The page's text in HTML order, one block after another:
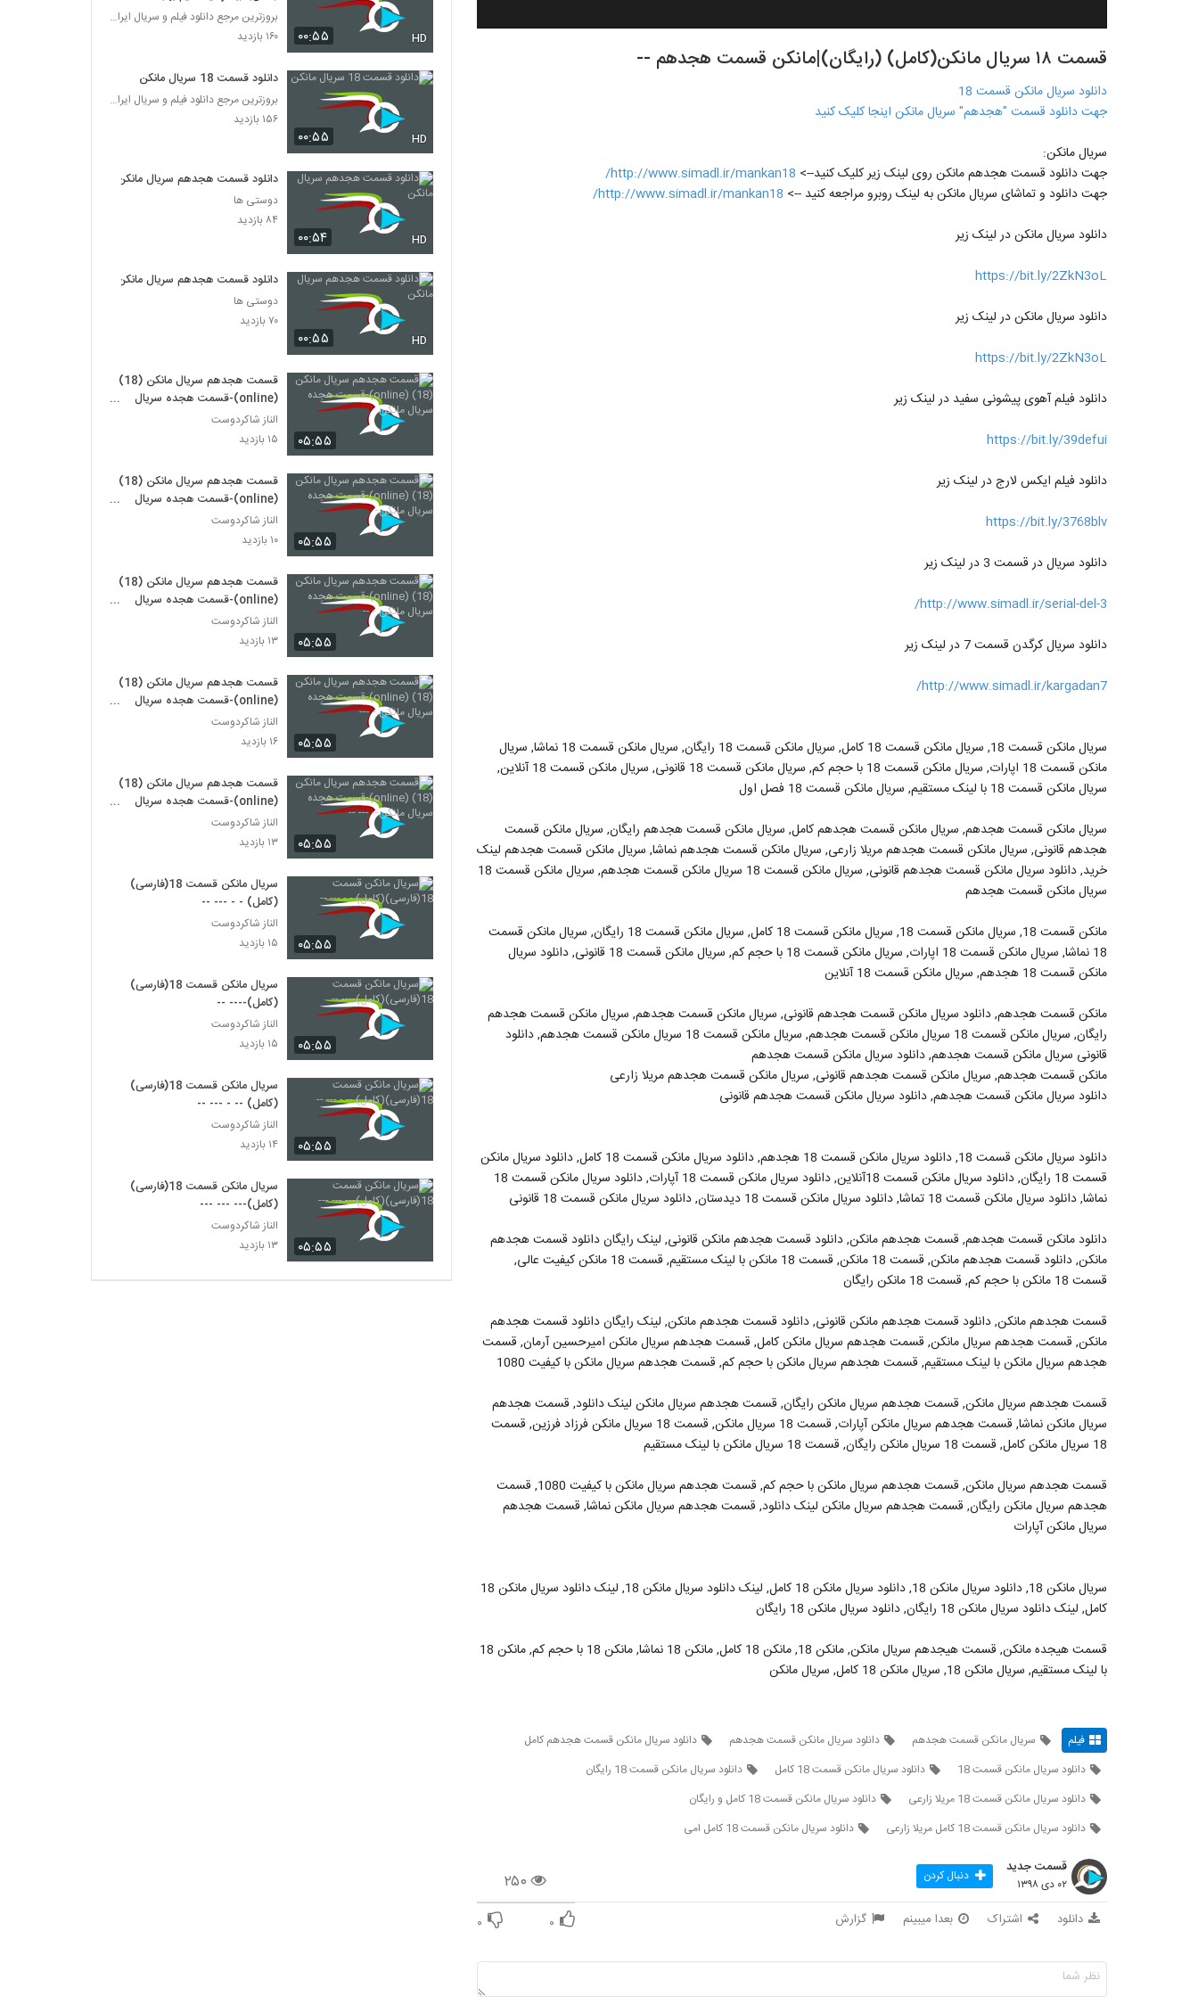
قسمت ۱۸ سریال مانکن(کامل) (رایگان)|مانکن قسمت هجدهم --
دانلود سریال مانکن قسمت 18
جهت دانلود قسمت "هجدهم" سریال مانکن اینجا کلیک کنید
سریال مانکن:
جهت دانلود قسمت هجدهم مانکن روی لینک زیر کلیک کنید--> http://www.simadl.ir/mankan18/
جهت دانلود و تماشای سریال مانکن به لینک روبرو مراجعه کنید --> http://www.simadl.ir/mankan18/
دانلود سریال مانکن در لینک زیر
https://bit.ly/2ZkN3oL
دانلود سریال مانکن در لینک زیر
https://bit.ly/2ZkN3oL
دانلود فیلم آهوی پیشونی سفید در لینک زیر
https://bit.ly/39defui
دانلود فیلم ایکس لارج در لینک زیر
https://bit.ly/3768blv
دانلود سریال در قسمت 3 در لینک زیر
http://www.simadl.ir/serial-del-3/
دانلود سریال کرگدن قسمت 7 در لینک زیر
http://www.simadl.ir/kargadan7/
سریال مانکن قسمت 18, سریال مانکن قسمت 18 کامل, سریال مانکن قسمت 18 رایگان, سریال مانکن قسمت 18 نماشا, سریال
مانکن قسمت 18 اپارات, سریال مانکن قسمت 18 با حجم کم, سریال مانکن قسمت 18 قانونی, سریال مانکن قسمت 18 آنلاین,
سریال مانکن قسمت 18 با لینک مستقیم, سریال مانکن قسمت 18 فصل اول
سریال مانکن قسمت هجدهم, سریال مانکن قسمت هجدهم کامل, سریال مانکن قسمت هجدهم رایگان, سریال مانکن قسمت
هجدهم قانونی, سریال مانکن قسمت هجدهم مریلا زارعی, سریال مانکن قسمت هجدهم نماشا, سریال مانکن قسمت هجدهم لینک
خرید, دانلود سریال مانکن قسمت هجدهم قانونی, سریال مانکن قسمت 18 سریال مانکن قسمت هجدهم, سریال مانکن قسمت 18
سریال مانکن قسمت هجدهم
مانکن قسمت 18, سریال مانکن قسمت 18, سریال مانکن قسمت 18 کامل, سریال مانکن قسمت 18 رایگان, سریال مانکن قسمت
18 نماشا, سریال مانکن قسمت 18 اپارات, سریال مانکن قسمت 18 با حجم کم, سریال مانکن قسمت 18 قانونی, دانلود سریال
مانکن قسمت 18 هجدهم, سریال مانکن قسمت 18 آنلاین
مانکن قسمت هجدهم, دانلود سریال مانکن قسمت هجدهم قانونی, سریال مانکن قسمت هجدهم, سریال مانکن قسمت هجدهم
رایگان, سریال مانکن قسمت 18 سریال مانکن قسمت هجدهم, سریال مانکن قسمت 18 سریال مانکن قسمت هجدهم, دانلود
قانونی سریال مانکن قسمت هجدهم, دانلود سریال مانکن قسمت هجدهم
مانکن قسمت هجدهم, سریال مانکن قسمت هجدهم قانونی, سریال مانکن قسمت هجدهم مریلا زارعی
دانلود سریال مانکن قسمت هجدهم, دانلود سریال مانکن قسمت هجدهم قانونی
دانلود سریال مانکن قسمت 18, دانلود سریال مانکن قسمت 18 هجدهم, دانلود سریال مانکن قسمت 18 کامل, دانلود سریال مانکن
قسمت 18 رایگان, دانلود سریال مانکن قسمت 18آنلاین, دانلود سریال مانکن قسمت 18 آپارات, دانلود سریال مانکن قسمت 18
نماشا, دانلود سریال مانکن قسمت 18 تماشا, دانلود سریال مانکن قسمت 18 دیدستان, دانلود سریال مانکن قسمت 18 قانونی
دانلود مانکن قسمت هجدهم, قسمت هجدهم مانکن, دانلود قسمت هجدهم مانکن قانونی, لینک رایگان دانلود قسمت هجدهم
مانکن, دانلود قسمت هجدهم مانکن, قسمت 18 مانکن, قسمت 18 مانکن با لینک مستقیم, قسمت 18 مانکن کیفیت عالی,
قسمت 18 مانکن با حجم کم, قسمت 18 مانکن رایگان
قسمت هجدهم مانکن, دانلود قسمت هجدهم مانکن قانونی, دانلود قسمت هجدهم مانکن, لینک رایگان دانلود قسمت هجدهم
مانکن, قسمت هجدهم سریال مانکن, قسمت هجدهم سریال مانکن کامل, قسمت هجدهم سریال مانکن امیرحسین آرمان, قسمت
هجدهم سریال مانکن با لینک مستقیم, قسمت هجدهم سریال مانکن با حجم کم, قسمت هجدهم سریال مانکن با کیفیت 1080
قسمت هجدهم سریال مانکن, قسمت هجدهم سریال مانکن رایگان, قسمت هجدهم سریال مانکن لینک دانلود, قسمت هجدهم
سریال مانکن نماشا, قسمت هجدهم سریال مانکن آپارات, قسمت 18 سریال مانکن, قسمت 18 سریال مانکن فرزاد فرزین, قسمت
18 سریال مانکن کامل, قسمت 18 سریال مانکن رایگان, قسمت 18 سریال مانکن با لینک مستقیم
قسمت هجدهم سریال مانکن, قسمت هجدهم سریال مانکن با حجم کم, قسمت هجدهم سریال مانکن با کیفیت 1080, قسمت
هجدهم سریال مانکن رایگان, قسمت هجدهم سریال مانکن لینک دانلود, قسمت هجدهم سریال مانکن نماشا, قسمت هجدهم
سریال مانکن آپارات
سریال مانکن 18, دانلود سریال مانکن 18, دانلود سریال مانکن 18 کامل, لینک دانلود سریال مانکن 18, لینک دانلود سریال مانکن 18
کامل, لینک دانلود سریال مانکن 18 رایگان, دانلود سریال مانکن 18 رایگان
قسمت هیجده مانکن, قسمت هیجدهم سریال مانکن, مانکن 18, مانکن 18 کامل, مانکن 18 نماشا, مانکن 18 با حجم کم, مانکن 18
با لینک مستقیم, سریال مانکن 18, سریال مانکن 18 کامل, سریال مانکن
فیلم سریال مانکن قسمت هجدهم دانلود سریال مانکن قسمت هجدهم
دانلود سریال مانکن قسمت هجدهم کامل
دانلود سریال مانکن قسمت 18
دانلود سریال مانکن قسمت 18 کامل
دانلود سریال مانکن قسمت 18 رایگان
دانلود سریال مانکن قسمت 18 مریلا زارعی
دانلود سریال مانکن قسمت 18 کامل و رایگان
دانلود سریال مانکن قسمت 18 کامل مریلا زارعی
دانلود سریال مانکن قسمت 18 کامل امی
۲۵۰
قسمت جدید
۰۲ دی ۱۳۹۸ دنبال کردن
دانلود اشتراک بعدا میبینم گزارش ۰ ۰
۰۰:۵۵ HD
بروزترین مرجع دانلود فیلم و سریال ایرانی
۱۶۰ بازدید
۰۰:۵۵ HD
دانلود قسمت 18 سریال مانکن
بروزترین مرجع دانلود فیلم و سریال ایرانی
۱۵۶ بازدید
۰۰:۵۴ HD
دانلود قسمت هجدهم سریال مانکن
دوستی ها
۸۴ بازدید
۰۰:۵۵ HD
دانلود قسمت هجدهم سریال مانکن
دوستی ها
۷۰ بازدید
۰۵:۵۵
قسمت هجدهم سریال مانکن (18)
(online)-قسمت هجده سریال
مانکن
الناز شاکردوست
۱۵ بازدید
۰۵:۵۵
قسمت هجدهم سریال مانکن (18)
(online)-قسمت هجده سریال
مانکن-
الناز شاکردوست
۱۰ بازدید
۰۵:۵۵
قسمت هجدهم سریال مانکن (18)
(online)-قسمت هجده سریال
مانکن - --
الناز شاکردوست
۱۳ بازدید
۰۵:۵۵
قسمت هجدهم سریال مانکن (18)
(online)-قسمت هجده سریال
مانکن - ---
الناز شاکردوست
۱۶ بازدید
۰۵:۵۵
قسمت هجدهم سریال مانکن (18)
(online)-قسمت هجده سریال
مانکن-- --- --
الناز شاکردوست
۱۳ بازدید
۰۵:۵۵
سریال مانکن قسمت 18(فارسی)
(کامل) - - --- --
الناز شاکردوست
۱۵ بازدید
۰۵:۵۵
سریال مانکن قسمت 18(فارسی)
(کامل)---- --
الناز شاکردوست
۱۵ بازدید
۰۵:۵۵
سریال مانکن قسمت 18(فارسی)
(کامل) -- - --- --
الناز شاکردوست
۱۴ بازدید
۰۵:۵۵
سریال مانکن قسمت 18(فارسی)
(کامل)--- --- ---
الناز شاکردوست
۱۳ بازدید